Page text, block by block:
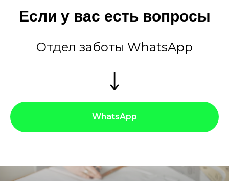
Если у вас есть вопросы
Отдел заботы WhatsApp
WhatsApp